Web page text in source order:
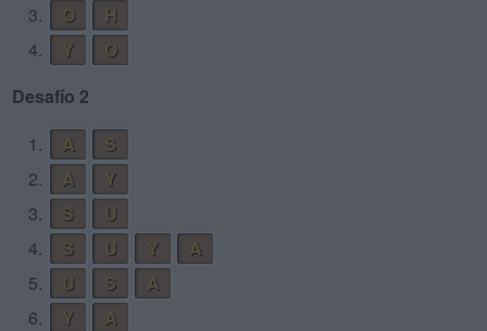
3.
O
H
4.
Y
O
Desafío 2
1.
A
S
2.
A
Y
3.
S
U
4.
S U Y
A
5.
U S
A
6.
Y
A